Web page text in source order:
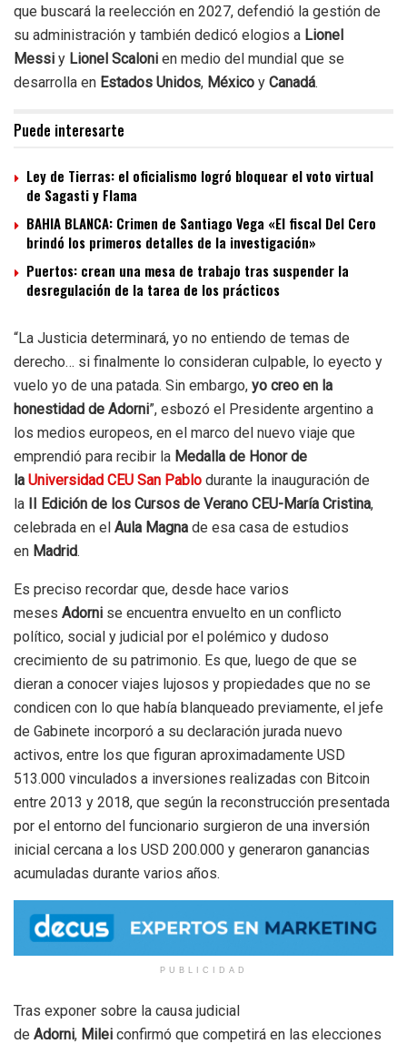
que buscará la reelección en 2027, defendió la gestión de
su administración y también dedicó elogios a Lionel
Messi y Lionel Scaloni en medio del mundial que se
desarrolla en Estados Unidos, México y Canadá.
Puede interesarte
Ley de Tierras: el oficialismo logró bloquear el voto virtual
de Sagasti y Flama
BAHIA BLANCA: Crimen de Santiago Vega «El fiscal Del Cero
brindó los primeros detalles de la investigación»
Puertos: crean una mesa de trabajo tras suspender la
desregulación de la tarea de los prácticos
“La Justicia determinará, yo no entiendo de temas de
derecho… si finalmente lo consideran culpable, lo eyecto y
vuelo yo de una patada. Sin embargo, yo creo en la
honestidad de Adorni”, esbozó el Presidente argentino a
los medios europeos, en el marco del nuevo viaje que
emprendió para recibir la Medalla de Honor de
la Universidad CEU San Pablo durante la inauguración de
la
II Edición de los Cursos de Verano CEU-María Cristina,
celebrada en el Aula Magna de esa casa de estudios
en Madrid.
Es preciso recordar que, desde hace varios
meses Adorni se encuentra envuelto en un conflicto
político, social y judicial por el polémico y dudoso
crecimiento de su patrimonio. Es que, luego de que se
dieran a conocer viajes lujosos y propiedades que no se
condicen con lo que había blanqueado previamente, el jefe
de Gabinete incorporó a su declaración jurada nuevo
activos, entre los que figuran aproximadamente USD
513.000 vinculados a inversiones realizadas con Bitcoin
entre 2013 y 2018, que según la reconstrucción presentada
por el entorno del funcionario surgieron de una inversión
inicial cercana a los USD 200.000 y generaron ganancias
acumuladas durante varios años.
PUBLICIDAD
Tras exponer sobre la causa judicial
de Adorni, Milei confirmó que competirá en las elecciones